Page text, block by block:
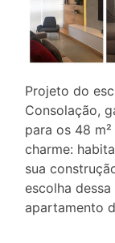
Projeto do
Consolação,
para os 48
charme:
sua
escolha
apartamento